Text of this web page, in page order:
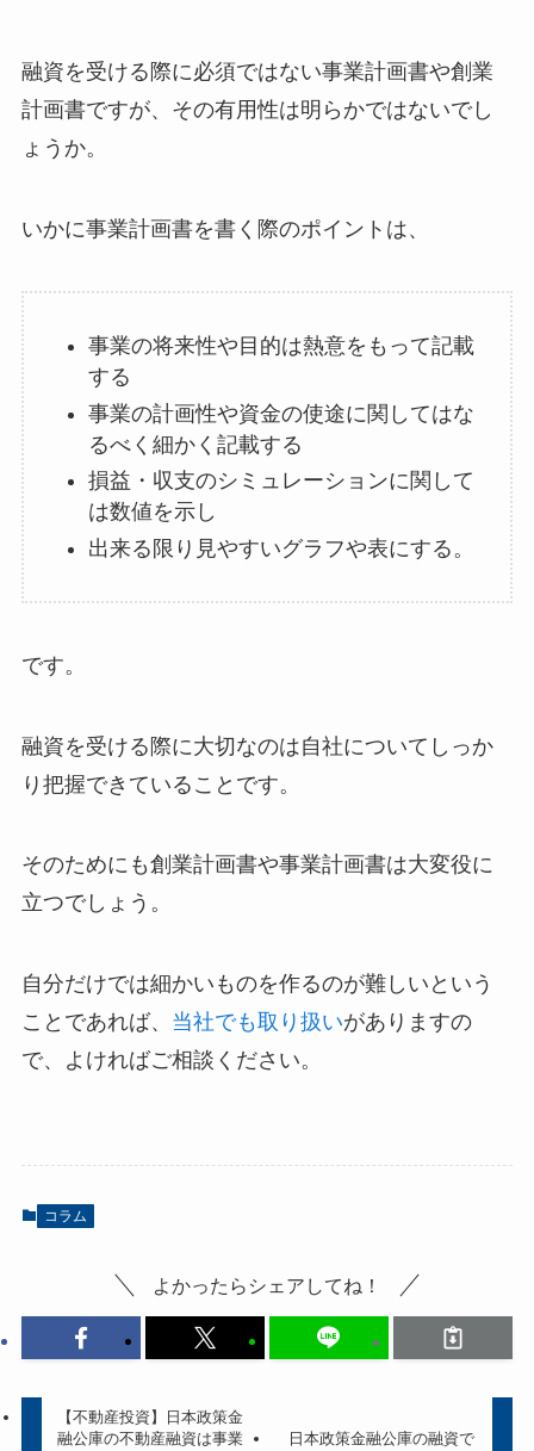
融資を受ける際に必須ではない事業計画書や創業
計画書ですが、その有用性は明らかではないでし
ょうか。
いかに事業計画書を書く際のポイントは、
事業の将来性や目的は熱意をもって記載
する
事業の計画性や資金の使途に関してはな
るべく細かく記載する
損益・収支のシミュレーションに関して
は数値を示し
出来る限り見やすいグラフや表にする。
です。
融資を受ける際に大切なのは自社についてしっか
り把握できていることです。
そのためにも創業計画書や事業計画書は大変役に
立つでしょう。
自分だけでは細かいものを作るのが難しいという
ことであれば、 当社でも取り扱いがありますの
で、よければご相談ください。
コラム
よかったらシェアしてね！
【不動産投資】日本政策金
融公庫の不動産融資は事業
日本政策金融公庫の融資で